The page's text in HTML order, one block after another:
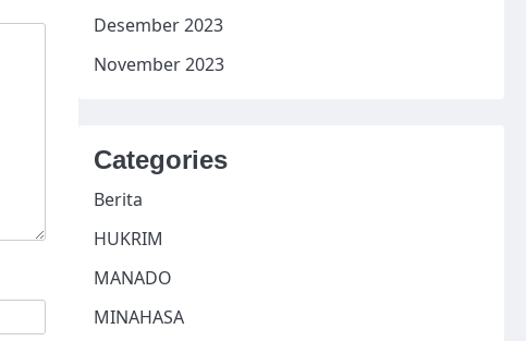
Desember 2023
November 2023
Categories
Berita
HUKRIM
MANADO
MINAHASA